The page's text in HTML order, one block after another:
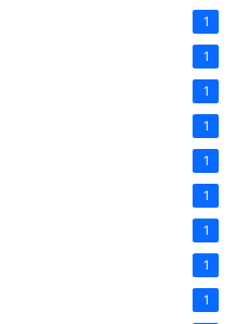
1
1
1
1
1
1
1
1
1